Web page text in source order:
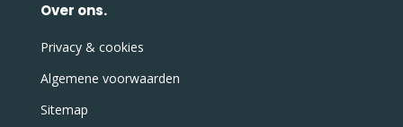
Over ons.
Privacy & cookies
Algemene voorwaarden
Sitemap